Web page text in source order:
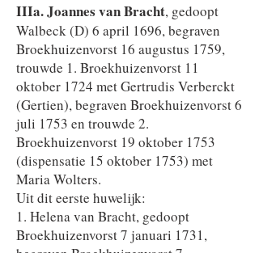
​​IIIa. Joannes van Bracht, gedoopt
Walbeck (D) 6 april 1696, begraven
Broekhuizenvorst 16 augustus 1759,
trouwde 1. Broekhuizenvorst 11
oktober 1724 met Gertrudis Verberckt
(Gertien), begraven Broekhuizenvorst 6
juli 1753 en trouwde 2.
Broekhuizenvorst 19 oktober 1753
(dispensatie 15 oktober 1753) met
Maria Wolters.
Uit dit eerste huwelijk:
1. Helena van Bracht, gedoopt
Broekhuizenvorst 7 januari 1731,